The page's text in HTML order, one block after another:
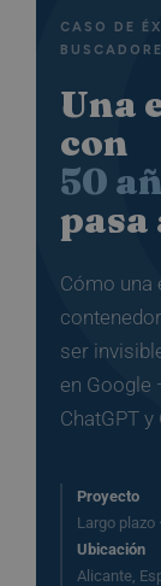
CASO DE
Una
con
50
pasa
Cómo una
ser
en Google
ChatGPT y
Proyecto
Largo plazo
Ubicación
Alicante,